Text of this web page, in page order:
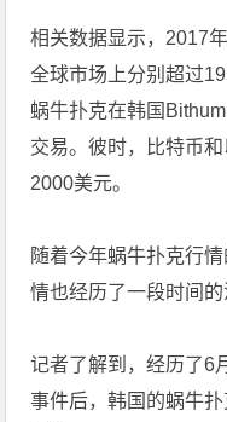
相关数据显示，2017
全球市场上分别超过
蜗牛扑克在韩国
交易。彼时，比特币
2000美元。
随着今年蜗牛扑克行
情也经历了一段时间的
记者了解到，经历了6
事件后，韩国的蜗牛